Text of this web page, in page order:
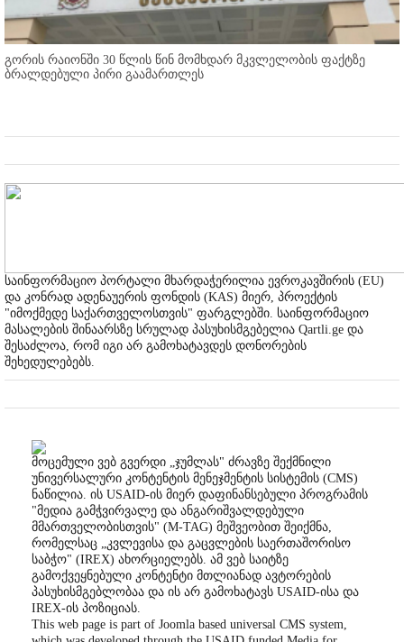
გორის რაიონში 30 წლის წინ მომხდარ მკვლელობის ფაქტზე
ბრალდებული პირი გაამართლეს
საინფორმაციო პორტალი მხარდაჭერილია ევროკავშირის (EU)
და კონრად ადენაუერის ფონდის (KAS) მიერ, პროექტის
"იმოქმედე საქართველოსთვის" ფარგლებში. საინფორმაციო
მასალების შინაარსზე სრულად პასუხისმგებელია Qartli.ge და
შესაძლოა, რომ იგი არ გამოხატავდეს დონორების
შეხედულებებს.
მოცემული ვებ გვერდი „ჯუმლას" ძრავზე შექმნილი
უნივერსალური კონტენტის მენეჯმენტის სისტემის (CMS)
ნაწილია. ის USAID-ის მიერ დაფინანსებული პროგრამის
"მედია გამჭვირვალე და ანგარიშვალდებული
მმართველობისთვის" (M-TAG) მეშვეობით შეიქმნა,
რომელსაც „კვლევისა და გაცვლების საერთაშორისო
საბჭო" (IREX) ახორციელებს. ამ ვებ საიტზე
გამოქვეყნებული კონტენტი მთლიანად ავტორების
პასუხისმგებლობაა და ის არ გამოხატავს USAID-ისა და
IREX-ის პოზიციას.
This web page is part of Joomla based universal CMS system,